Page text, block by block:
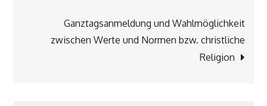
Ganztagsanmeldung und Wahlmöglichkeit
zwischen Werte und Normen bzw. christliche
Religion